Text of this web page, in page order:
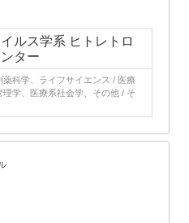
ルス学系 ヒトレトロ
ター
科学、ライフサイエンス / 医療
学、医療系社会学、その他 / そ